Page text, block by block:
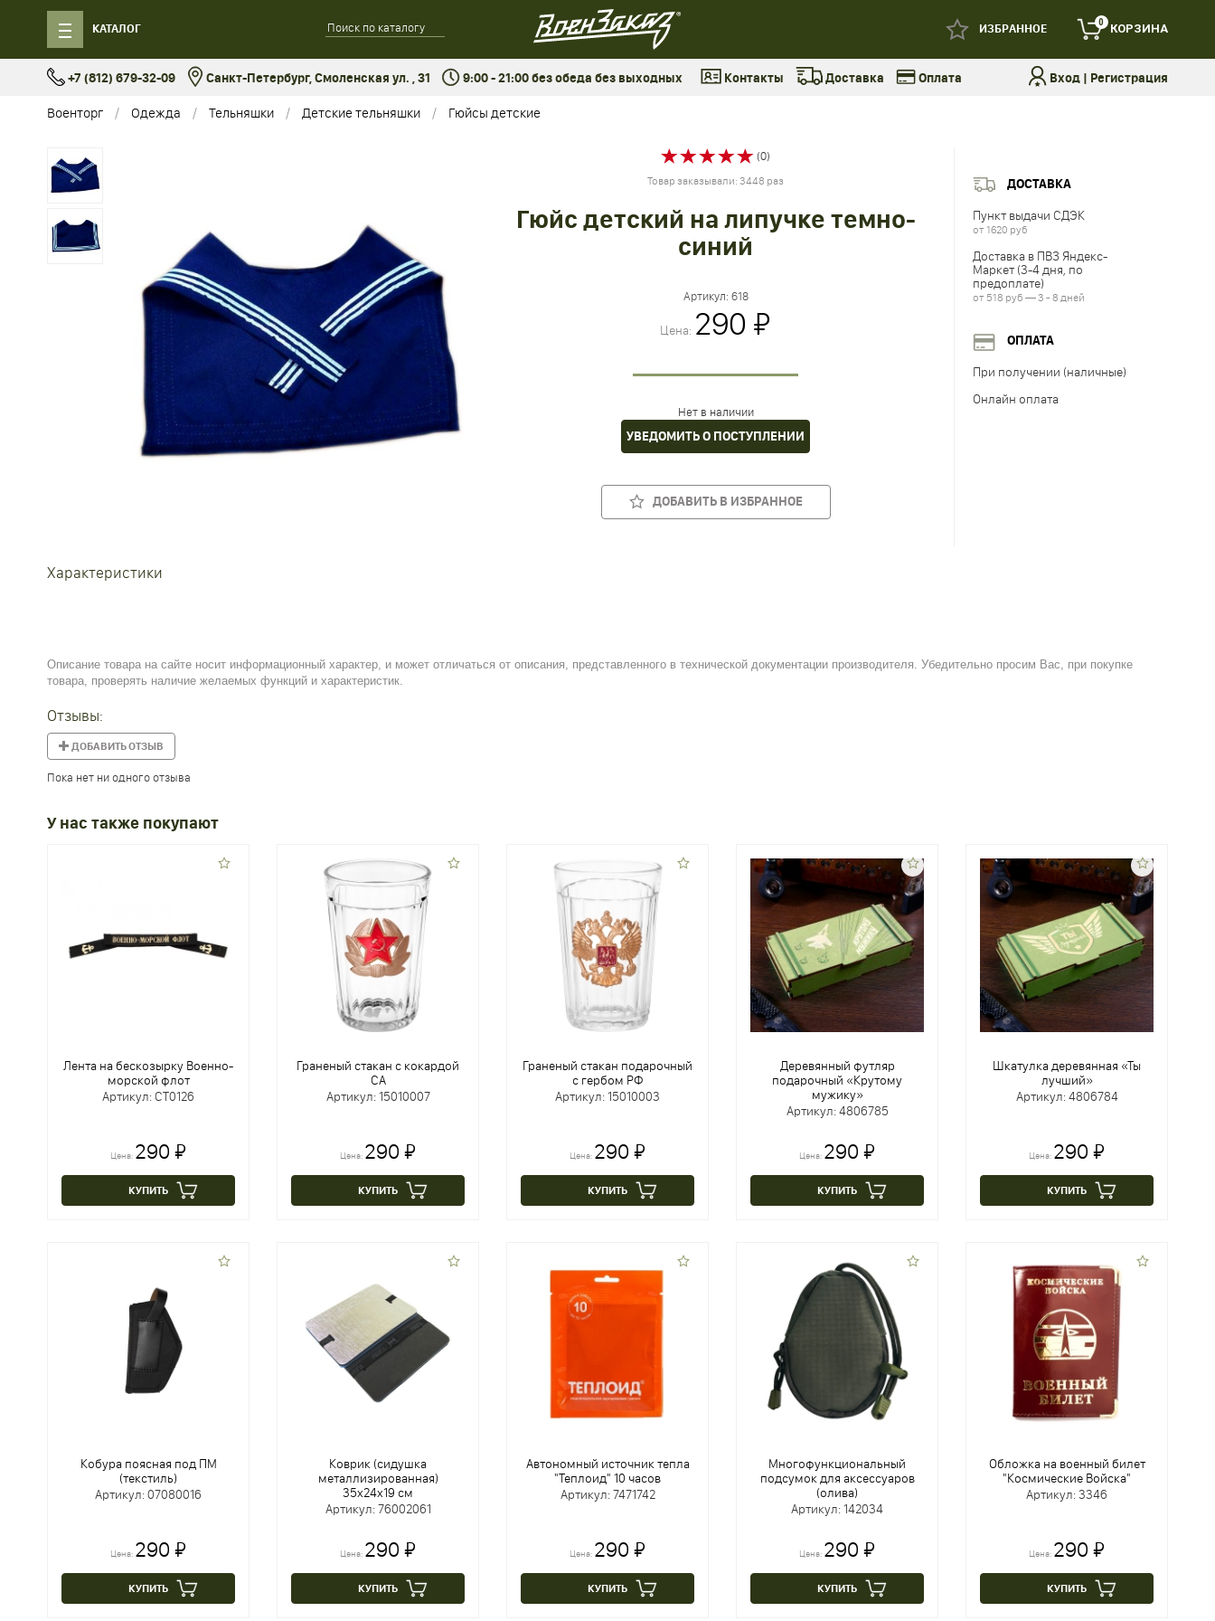
КАТАЛОГ ИЗБРАННОЕ 0 КОРЗИНА
+7 (812) 679-32-09 Санкт-Петербург, Смоленская ул. , 31 9:00 - 21:00 без обеда без выходных Контакты Доставка Оплата Вход| Регистрация
Военторг Одежда Тельняшки Детские тельняшки Гюйсы детские
(0)
Товар заказывали: 3448 раз
Гюйс детский на липучке темно-
синий
Артикул: 618
Цена: 290 ₽
Нет в наличии
УВЕДОМИТЬ О ПОСТУПЛЕНИИ
ДОБАВИТЬ В ИЗБРАННОЕ
ДОСТАВКА
Пункт выдачи СДЭК
от 1620 руб
Доставка в ПВЗ Яндекс-
Маркет (3-4 дня, по
предоплате)
от 518 руб — 3 - 8 дней
ОПЛАТА
При получении (наличные)
Онлайн оплата
Характеристики
Описание товара на сайте носит информационный характер, и может отличаться от описания, представленного в технической документации производителя. Убедительно просим Вас, при покупке
товара, проверять наличие желаемых функций и характеристик.
Отзывы:
ДОБАВИТЬ ОТЗЫВ
Пока нет ни одного отзыва
У нас также покупают
Лента на бескозырку Военно-
морской флот
Артикул: CT0126
Цена: 290 ₽
КУПИТЬ
Граненый стакан с кокардой
СА
Артикул: 15010007
Цена: 290 ₽
КУПИТЬ
Граненый стакан подарочный
с гербом РФ
Артикул: 15010003
Цена: 290 ₽
КУПИТЬ
Деревянный футляр
подарочный «Крутому
мужику»
Артикул: 4806785
Цена: 290 ₽
КУПИТЬ
Шкатулка деревянная «Ты
лучший»
Артикул: 4806784
Цена: 290 ₽
КУПИТЬ
Кобура поясная под ПМ
(текстиль)
Артикул: 07080016
Цена: 290 ₽
КУПИТЬ
Коврик (сидушка
металлизированная)
35х24х19 см
Артикул: 76002061
Цена: 290 ₽
КУПИТЬ
Автономный источник тепла
"Теплоид" 10 часов
Артикул: 7471742
Цена: 290 ₽
КУПИТЬ
Многофункциональный
подсумок для аксессуаров
(олива)
Артикул: 142034
Цена: 290 ₽
КУПИТЬ
Обложка на военный билет
"Космические Войска"
Артикул: 3346
Цена: 290 ₽
КУПИТЬ